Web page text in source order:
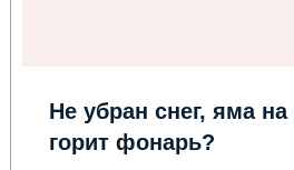
Не убран снег, яма на
горит фонарь?